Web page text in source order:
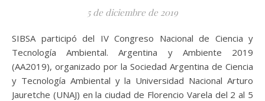
5 de diciembre de 2019
SIBSA participó del IV Congreso Nacional de Ciencia y
Tecnología Ambiental. Argentina y Ambiente 2019
(AA2019), organizado por la Sociedad Argentina de Ciencia
y Tecnología Ambiental y la Universidad Nacional Arturo
Jauretche (UNAJ) en la ciudad de Florencio Varela del 2 al 5